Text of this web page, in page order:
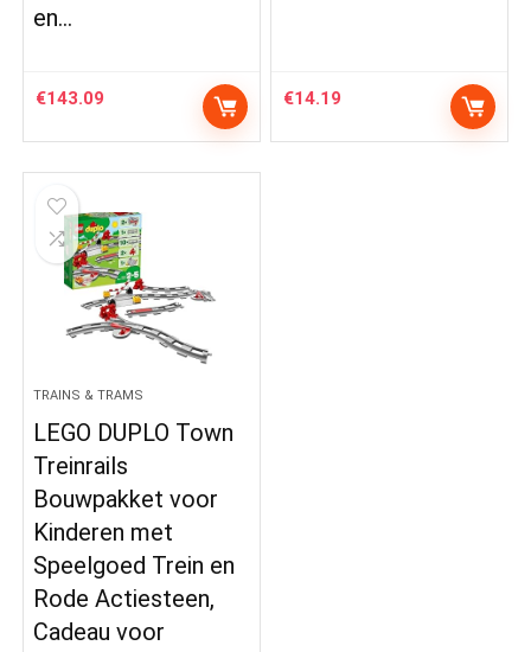
en…
€143.09 €14.19
TRAINS & TRAMS
LEGO DUPLO Town
Treinrails
Bouwpakket voor
Kinderen met
Speelgoed Trein en
Rode Actiesteen,
Cadeau voor